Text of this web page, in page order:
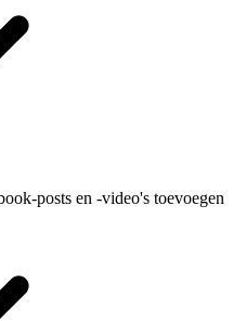
posts en -video's toevoegen